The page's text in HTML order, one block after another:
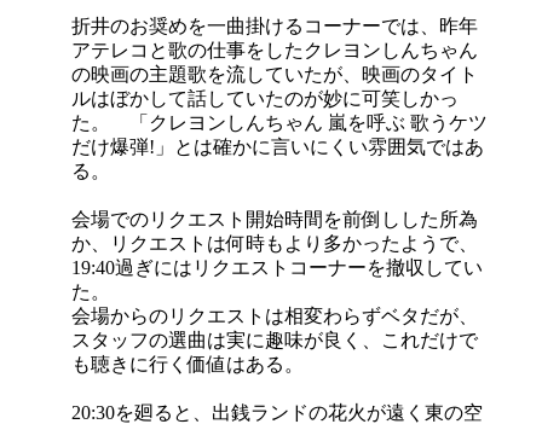
折井のお奨めを一曲掛けるコーナーでは、昨年
アテレコと歌の仕事をしたクレヨンしんちゃん
の映画の主題歌を流していたが、映画のタイト
ルはぼかして話していたのが妙に可笑しかっ
た。 「クレヨンしんちゃん 嵐を呼ぶ 歌うケツ
だけ爆弾!」とは確かに言いにくい雰囲気ではあ
る。
会場でのリクエスト開始時間を前倒しした所為
か、リクエストは何時もより多かったようで、
19:40過ぎにはリクエストコーナーを撤収してい
た。
会場からのリクエストは相変わらずベタだが、
スタッフの選曲は実に趣味が良く、これだけで
も聴きに行く価値はある。
20:30を廻ると、出銭ランドの花火が遠く東の空